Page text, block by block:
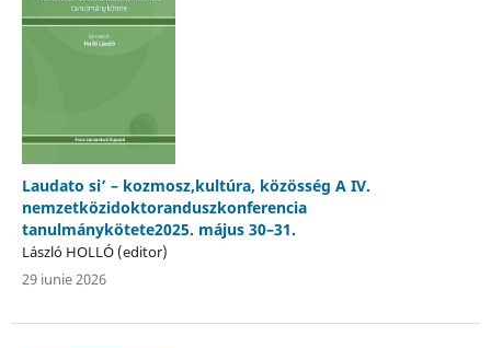
Laudato si’ – kozmosz,kultúra, közösség A IV.
nemzetközidoktoranduszkonferencia
tanulmánykötete2025. május 30–31.
László HOLLÓ (editor)
29 iunie 2026